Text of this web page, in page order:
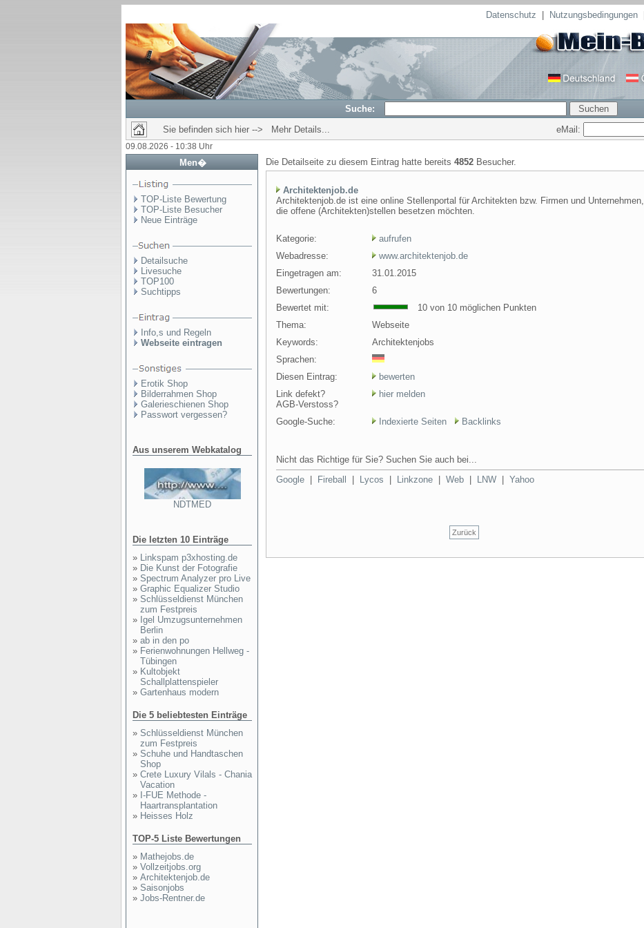
Datenschutz Nutzungsbedingungen
Suche:
Sie befinden sich hier --> Mehr Details...
eMail:
09.08.2026 - 10:38 Uhr
Men�
TOP-Liste Bewertung
TOP-Liste Besucher
Neue Einträge
Detailsuche
Livesuche
TOP100
Suchtipps
Info,s und Regeln
Webseite eintragen
Erotik Shop
Bilderrahmen Shop
Galerieschienen Shop
Passwort vergessen?
Aus unserem Webkatalog
NDTMED
Die letzten 10 Einträge
» Linkspam p3xhosting.de
» Die Kunst der Fotografie
» Spectrum Analyzer pro Live
» Graphic Equalizer Studio
» Schlüsseldienst München
zum Festpreis
» Igel Umzugsunternehmen
Berlin
» ab in den po
» Ferienwohnungen Hellweg -
Tübingen
» Kultobjekt
Schallplattenspieler
» Gartenhaus modern
Die 5 beliebtesten Einträge
» Schlüsseldienst München
zum Festpreis
» Schuhe und Handtaschen
Shop
» Crete Luxury Vilals - Chania
Vacation
» I-FUE Methode -
Haartransplantation
» Heisses Holz
TOP-5 Liste Bewertungen
» Mathejobs.de
» Vollzeitjobs.org
» Architektenjob.de
» Saisonjobs
» Jobs-Rentner.de
Die Detailseite zu diesem Eintrag hatte bereits 4852 Besucher.
Architektenjob.de
Architektenjob.de ist eine online Stellenportal für Architekten bzw. Firmen und Unternehmen,
die offene (Architekten)stellen besetzen möchten.
Kategorie:
aufrufen
Webadresse:
www.architektenjob.de
Eingetragen am:
31.01.2015
Bewertungen:
6
Bewertet mit:
10 von 10 möglichen Punkten
Thema:
Webseite
Keywords:
Architektenjobs
Sprachen:
Diesen Eintrag:
bewerten
Link defekt?
AGB-Verstoss?
hier melden
Google-Suche: Indexierte Seiten Backlinks
Nicht das Richtige für Sie? Suchen Sie auch bei...
Google
Fireball Lycos Linkzone Web LNW Yahoo
Zurück